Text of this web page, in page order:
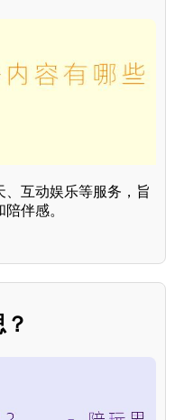
互动娱乐等服务，旨
伴感。